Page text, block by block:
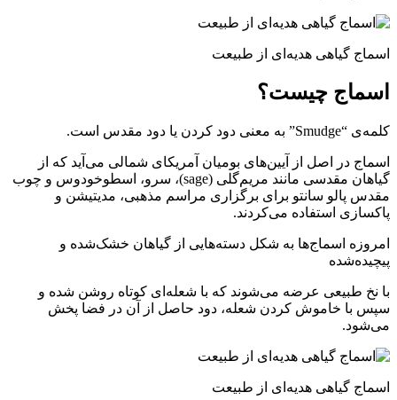
اسماج گیاهی هدیه‌ای از طبیعت
اسماج چیست؟
کلمه‌ی “Smudge” به معنی دود کردن یا دود مقدس است.
اسماج در اصل از آیین‌های بومیان آمریکای شمالی می‌آید که از
گیاهان مقدسی مانند مریم‌گلی (sage)، سرو، اسطوخودوس و چوب
مقدس پالو سانتو برای برگزاری مراسم‌ مذهبی، مدیتیشن و
پاکسازی استفاده می‌کردند.
امروزه اسماج‌ها به شکل دسته‌هایی از گیاهان خشک‌شده و
پیچیده‌شده
با نخ طبیعی عرضه می‌شوند که با شعله‌ای کوتاه روشن شده و
سپس با خاموش کردن شعله، دود حاصل از آن در فضا پخش
می‌شود.
اسماج گیاهی هدیه‌ای از طبیعت